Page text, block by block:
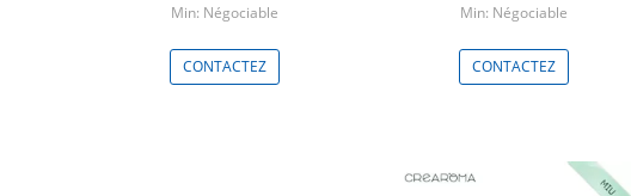
Min: Négociable
CONTACTEZ
Min: Négociable
CONTACTEZ